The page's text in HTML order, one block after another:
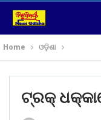
Home ଓଡ଼ିଶା
ଟ୍ରକ୍